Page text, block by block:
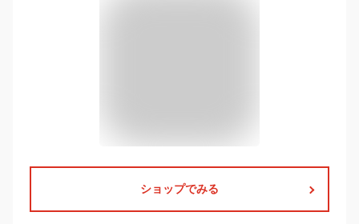
ショップでみる